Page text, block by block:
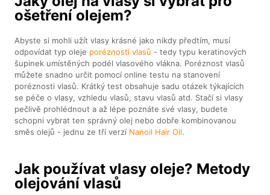
ošetření olejem?
Abyste si mohli užít vlasy krásné jako nikdy předtím, musí
odpovídat typ oleje poréznosti vlasů - tedy typu keratinových
šupinek umístěných podél vlasového vlákna. Poréznost vlasů
můžete snadno určit pomocí online testu na stanovení
poréznosti vlasů. Krátký test obsahuje sadu otázek týkajících
se péče o vlasy, vzhledu vlasů, stavu vlasů atd. Stačí si vlasy
pečlivě prohlédnout a až lépe poznáte své vlasy, budete
schopni vybrat ten správný olej nebo dobře kombinovanou
směs olejů - jednu ze tří verzí Nanoil Hair Oil.
Jak používat vlasy oleje? Metody
olejování vlasů